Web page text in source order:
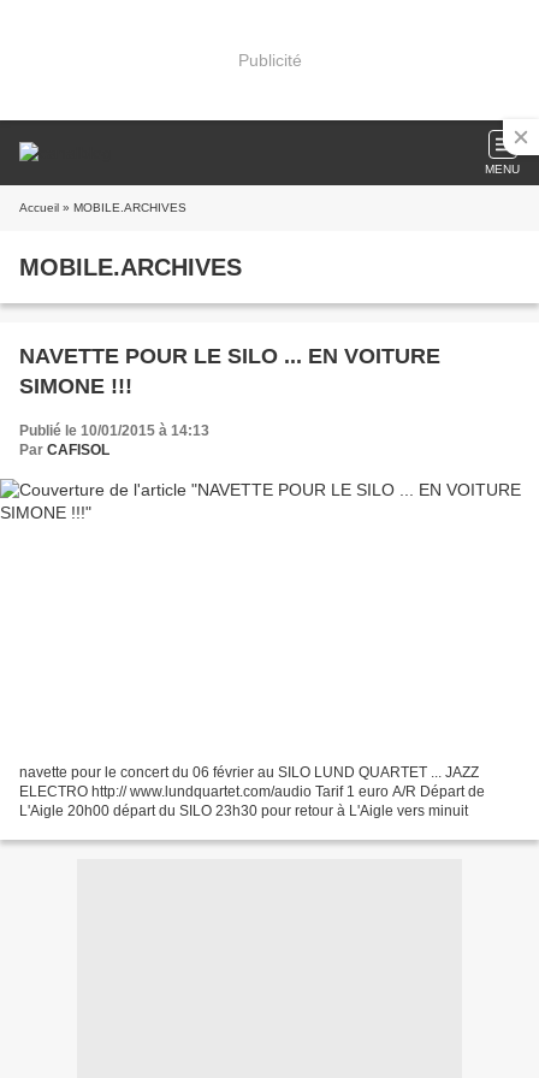
Publicité
MENU
Accueil » MOBILE.ARCHIVES
MOBILE.ARCHIVES
NAVETTE POUR LE SILO ... EN VOITURE
SIMONE !!!
Publié le 10/01/2015 à 14:13
Par CAFISOL
navette pour le concert du 06 février au SILO LUND QUARTET ... JAZZ
ELECTRO http:// www.lundquartet.com/audio Tarif 1 euro A/R Départ de
L'Aigle 20h00 départ du SILO 23h30 pour retour à L'Aigle vers minuit